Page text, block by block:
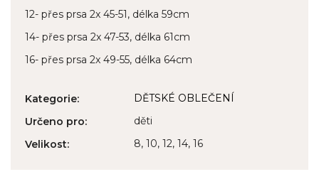
12- přes prsa 2x 45-51, délka 59cm
14- přes prsa 2x 47-53, délka 61cm
16- přes prsa 2x 49-55, délka 64cm
Kategorie:
DĚTSKÉ OBLEČENÍ
Určeno pro:
děti
Velikost: 8, 10, 12, 14, 16